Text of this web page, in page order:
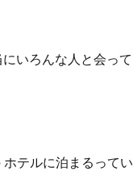
いろんな人と会って
テルに泊まるってい